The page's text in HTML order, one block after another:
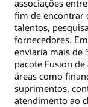
associações
fim de encontrar
talentos,
fornecedores.
enviaria mais de
pacote Fusion
áreas como
suprimentos,
atendimento ao